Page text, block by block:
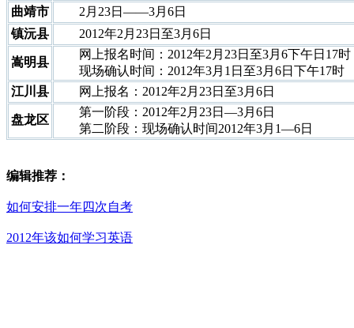
曲靖市
2月23日——3月6日
镇沅县
2012年2月23日至3月6日
嵩明县
网上报名时间：2012年2月23日至3月6下午日17时
现场确认时间：2012年3月1日至3月6日下午17时
江川县
网上报名：2012年2月23日至3月6日
盘龙区
第一阶段：2012年2月23日—3月6日
第二阶段：现场确认时间2012年3月1—6日
编辑推荐：
如何安排一年四次自考
2012年该如何学习英语